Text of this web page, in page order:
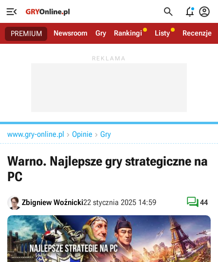
   
PREMIUM Newsroom Gry Rankingi Listy Recenzje
www.gry-online.pl  Opinie  Gry
Warno. Najlepsze gry strategiczne na
PC
Zbigniew Woźnicki22 stycznia 2025 14:59 44